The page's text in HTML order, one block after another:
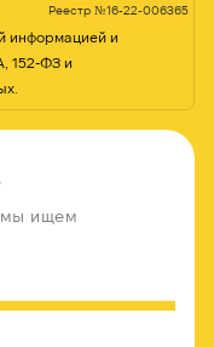
Реестр №16-22-006365
информацией и
152-ФЗ и
мы ищем